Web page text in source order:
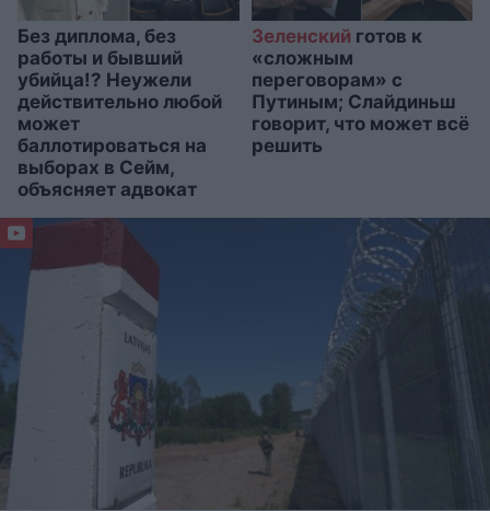
Без диплома, без
работы и бывший
убийца!? Неужели
действительно любой
может
баллотироваться на
выборах в Сейм,
объясняет адвокат
Зеленский готов к
«сложным
переговорам» с
Путиным; Слайдиньш
говорит, что может всё
решить